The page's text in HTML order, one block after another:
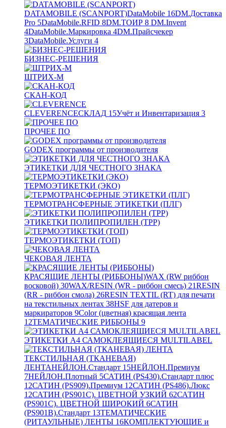
DATAMOBILE (SCANPORT)DataMobile 16DM.Доставка
Pro 5DataMobile.RFID 8DM.ТОИР 8 DM.Invent
4DataMobile.Маркировка 4DM.Прайсчекер
3DataMobile.Услуги 4
БИЗНЕС-РЕШЕНИЯ
ШТРИХ-М
СКАН-КОД
CLEVERENCEСКЛАД 15Учёт и Инвентаризация 3
ПРОЧЕЕ ПО
GODEX программы от производителя
ЭТИКЕТКИ ДЛЯ ЧЕСТНОГО ЗНАКА
ТЕРМОЭТИКЕТКИ (ЭКО)
ТЕРМОТРАНСФЕРНЫЕ ЭТИКЕТКИ (ПЛГ)
ЭТИКЕТКИ ПОЛИПРОПИЛЕН (TPP)
ТЕРМОЭТИКЕТКИ (ТОП)
ЧЕКОВАЯ ЛЕНТА
КРАСЯЩИЕ ЛЕНТЫ (РИББОНЫ)WAX (RW риббон
восковой) 30WAX/RESIN (WR - риббон смесь) 21RESIN
(RR - риббон смола) 26RESIN TEXTIL (RT) для печати
на текстильных лентах 38HSF для датеров и
маркираторов 9Color (цветная) красящая лента
12ТЕМАТИЧЕСКИЕ РИББОНЫ 9
ЭТИКЕТКИ А4 САМОКЛЕЯЩИЕСЯ MULTILABEL
ТЕКСТИЛЬНАЯ (ТКАНЕВАЯ)
ЛЕНТАНЕЙЛОН.Стандарт 15НЕЙЛОН.Премиум
7НЕЙЛОН.Плотный 5САТИН (PS430).Стандарт плюс
12САТИН (PS909).Премиум 12САТИН (PS486).Люкс
12САТИН (PS901C). ЦВЕТНОЙ УЗКИЙ 62САТИН
(PS901C). ЦВЕТНОЙ ШИРОКИЙ 6САТИН
(PS901B).Стандарт 13ТЕМАТИЧЕСКИЕ
(РИТАУЛЬНЫЕ) ЛЕНТЫ 16КОМПЛЕКТУЮЩИЕ и